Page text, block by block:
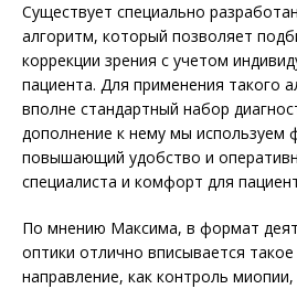
Существует специально
алгоритм, который позволяет
коррекции зрения с учетом
пациента. Для применения такого
вполне стандартный набор
дополнение к нему мы используем
повышающий удобство и
специалиста и комфорт для
По мнению Максима, в формат
оптики отлично вписывается
направление, как контроль